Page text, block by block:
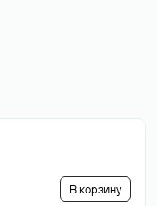
В корзину